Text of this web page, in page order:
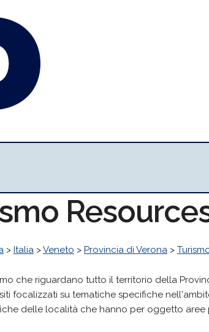
> Italia >Veneto > Provincia di Verona >
che riguardano tutto il territorio della
focalizzati su tematiche specifiche
delle località che hanno per oggetto aree